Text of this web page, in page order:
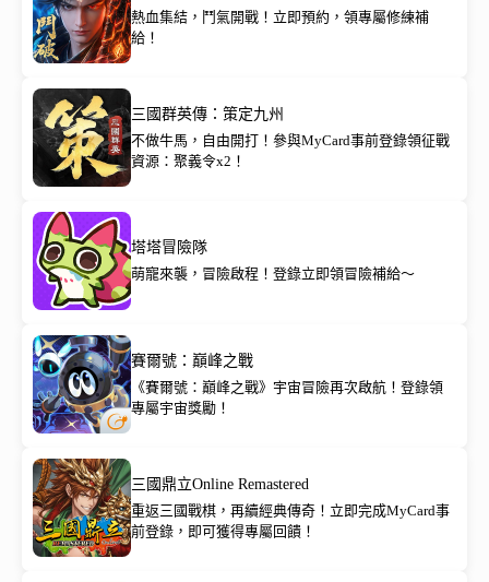
熱血集結，鬥氣開戰！立即預約，領專屬修練補
給！
三國群英傳：策定九州
不做牛馬，自由開打！參與MyCard事前登錄領征戰
資源：聚義令x2！
塔塔冒險隊
萌寵來襲，冒險啟程！登錄立即領冒險補給～
賽爾號：巔峰之戰
《賽爾號：巔峰之戰》宇宙冒險再次啟航！登錄領
專屬宇宙獎勵！
三國鼎立Online Remastered
重返三國戰棋，再續經典傳奇！立即完成MyCard事
前登錄，即可獲得專屬回饋！